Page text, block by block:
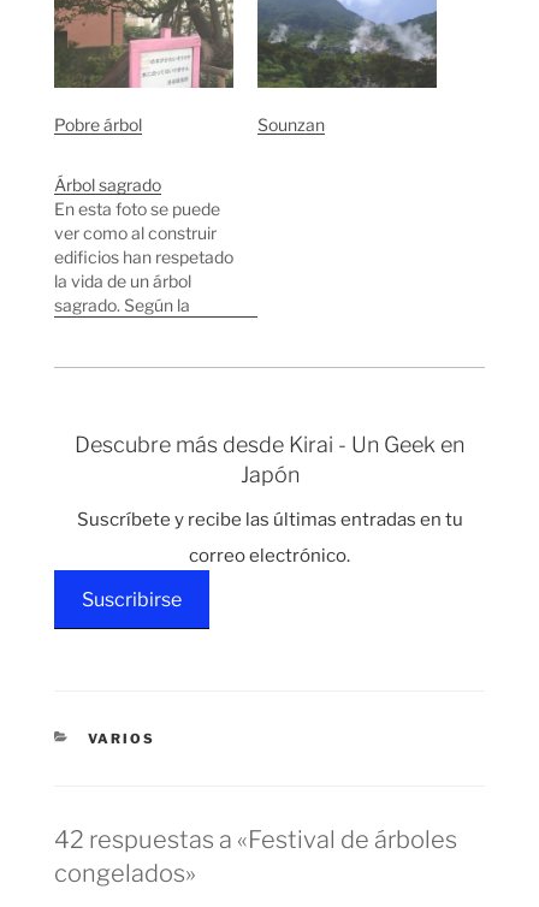
Pobre árbol Sounzan
Árbol sagrado
En esta foto se puede
ver como al construir
edificios han respetado
la vida de un árbol
sagrado. Según la
japoneses se suelen
dentro vive un Dios,
Descubre más desde Kirai - Un Geek en
Japón
Suscríbete y recibe las últimas entradas en tu
correo electrónico.
Suscribirse
CATEGORÍAS
VARIOS
42 respuestas a «Festival de árboles
congelados»